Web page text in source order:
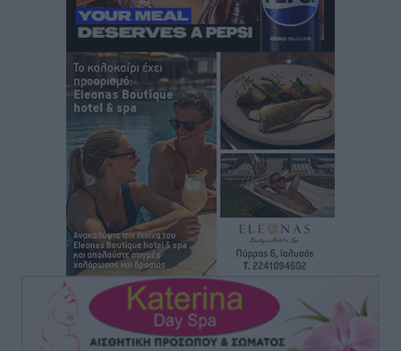
“Η Ευρώπη αντιμετώπιζε το προσφυγικό σαν ταινία
τρόμου” – Η συγκλονιστική μαρτυρία της Χαρούλας
Γιασιράνη στον RV για τα γεγονότα που οδήγησαν στο
Σύμφωνο της Λέρου
Τοπικές Ειδήσεις • πριν 13 ώρες
Συναυλία με τον Γιάννη Κότσιρα στις 21 Αυγούστου
Πολιτιστικά• πριν 13 ώρες
Έκτακτη συνεδρίαση της Δημοτικής Επιτροπής Ρόδου
αύριο Παρασκευή 7 Αυγούστου
Τοπικές Ειδήσεις• πριν 13 ώρες
ΑΕΡΑ: Δεν σταματάει να ενισχύεται, νέο απόκτημα ο
Μητρόπουλος